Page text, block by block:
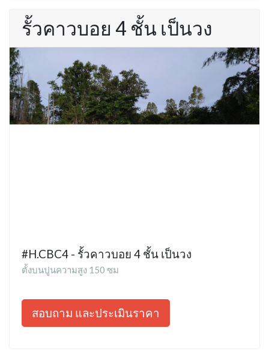
รั้วคาวบอย 4 ชั้น เป็นวง
#H.CBC4 - รั้วคาวบอย 4 ชั้น เป็นวง
ตั้งบนปูนความสูง 150 ซม
สอบถาม และประเมินราคา